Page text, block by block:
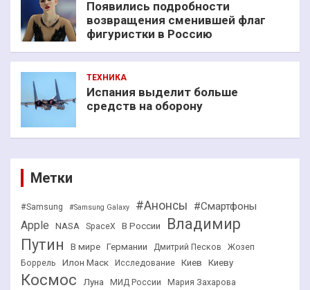
Появились подробности
возвращения сменившей флаг
фигуристки в Россию
ТЕХНИКА
Испания выделит больше
средств на оборону
Метки
#Samsung #Samsung Galaxy #Анонсы #Смартфоны
Apple NASA SpaceX В России
Владимир
Путин
В мире Германии Дмитрий Песков
Жозеп
Боррель
Илон Маск Исследование Киев Киеву
Космос Луна МИД России Мария Захарова